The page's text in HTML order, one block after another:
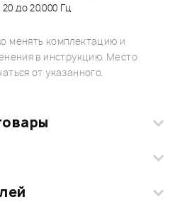
до 20.000 Гц
менять комплектацию и
в инструкцию. Место
от указанного.